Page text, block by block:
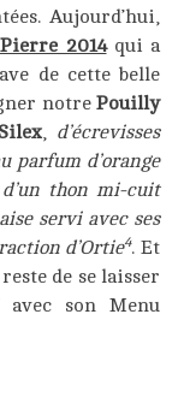
Aujourd’hui,
2014qui a
de cette belle
notre Pouilly
, d’écrevisses
parfum d’orange
d’un thon mi-cuit
servi avec ses
d’Ortie4. Et
de se laisser
son Menu